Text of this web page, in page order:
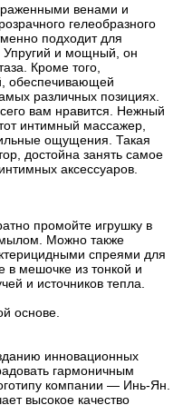
венами и
гелеобразного
подходит для
Упругий и мощный, он
Кроме того,
обеспечивающей
различных позициях.
вам нравится. Нежный
интимный массажер,
ощущения. Такая
достойна занять самое
аксессуаров.
промойте игрушку в
Можно также
спреями для
в мешочке из тонкой и
и источников тепла.
основе.
инновационных
гармоничным
компании — Инь-Ян.
высокое качество